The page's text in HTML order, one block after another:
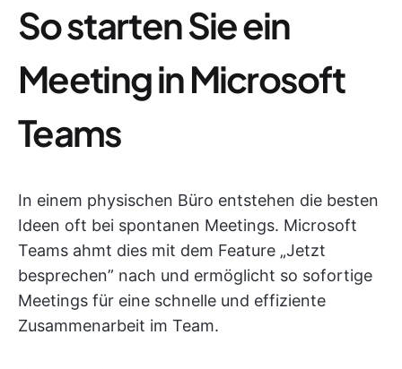
So starten Sie ein
Meeting in Microsoft
Teams
In einem physischen Büro entstehen die besten
Ideen oft bei spontanen Meetings. Microsoft
Teams ahmt dies mit dem Feature „Jetzt
besprechen” nach und ermöglicht so sofortige
Meetings für eine schnelle und effiziente
Zusammenarbeit im Team.